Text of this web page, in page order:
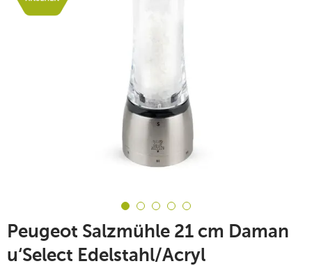
Peugeot Salzmühle 21 cm Daman
u‘Select Edelstahl/Acryl